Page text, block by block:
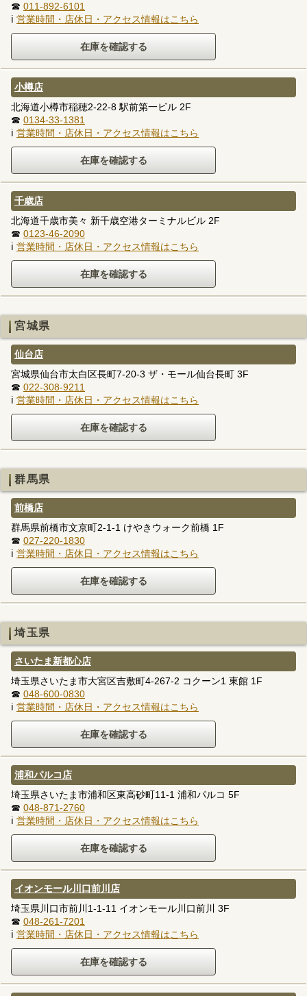
☎ 011-892-6101
ℹ 営業時間・店休日・アクセス情報はこちら
小樽店
北海道小樽市稲穂2-22-8 駅前第一ビル 2F
☎ 0134-33-1381
ℹ 営業時間・店休日・アクセス情報はこちら
千歳店
北海道千歳市美々 新千歳空港ターミナルビル 2F
☎ 0123-46-2090
ℹ 営業時間・店休日・アクセス情報はこちら
宮城県
仙台店
宮城県仙台市太白区長町7-20-3 ザ・モール仙台長町 3F
☎ 022-308-9211
ℹ 営業時間・店休日・アクセス情報はこちら
群馬県
前橋店
群馬県前橋市文京町2-1-1 けやきウォーク前橋 1F
☎ 027-220-1830
ℹ 営業時間・店休日・アクセス情報はこちら
埼玉県
さいたま新都心店
埼玉県さいたま市大宮区吉敷町4-267-2 コクーン1 東館 1F
☎ 048-600-0830
ℹ 営業時間・店休日・アクセス情報はこちら
浦和パルコ店
埼玉県さいたま市浦和区東高砂町11-1 浦和パルコ 5F
☎ 048-871-2760
ℹ 営業時間・店休日・アクセス情報はこちら
イオンモール川口前川店
埼玉県川口市前川1-1-11 イオンモール川口前川 3F
☎ 048-261-7201
ℹ 営業時間・店休日・アクセス情報はこちら